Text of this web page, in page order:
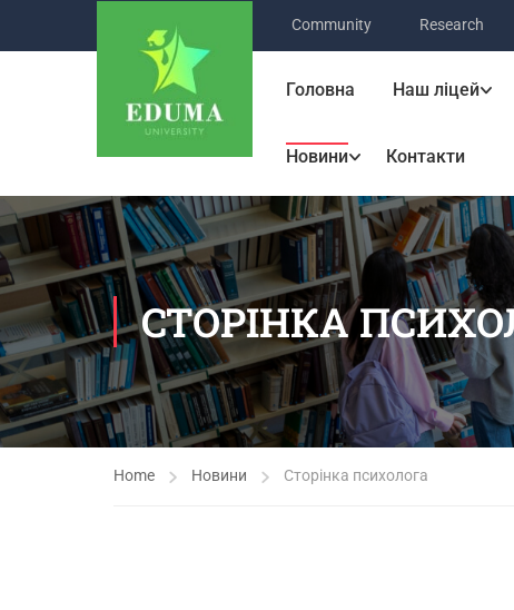
Community Research
Головна Наш ліцей
Новини Контакти
СТОРІНКА
Home Новини Сторінка психолога